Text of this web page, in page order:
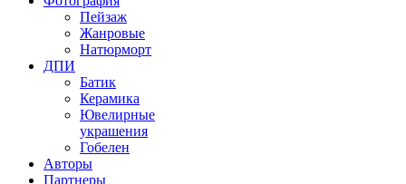
Пейзаж
Жанровые
Натюрморт
ДПИ
Батик
Керамика
Ювелирные
украшения
Гобелен
Авторы
Партнеры